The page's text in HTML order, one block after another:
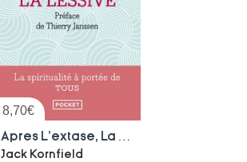
8,70€
Jack Kornfield